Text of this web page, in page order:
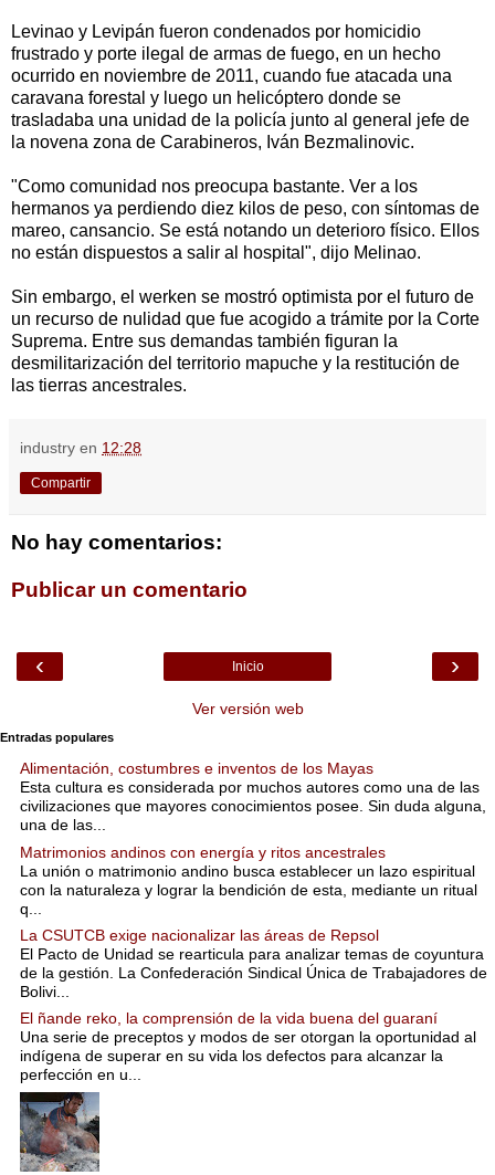
Levinao y Levipán fueron condenados por homicidio
frustrado y porte ilegal de armas de fuego, en un hecho
ocurrido en noviembre de 2011, cuando fue atacada una
caravana forestal y luego un helicóptero donde se
trasladaba una unidad de la policía junto al general jefe de
la novena zona de Carabineros, Iván Bezmalinovic.
"Como comunidad nos preocupa bastante. Ver a los
hermanos ya perdiendo diez kilos de peso, con síntomas de
mareo, cansancio. Se está notando un deterioro físico. Ellos
no están dispuestos a salir al hospital", dijo Melinao.
Sin embargo, el werken se mostró optimista por el futuro de
un recurso de nulidad que fue acogido a trámite por la Corte
Suprema. Entre sus demandas también figuran la
desmilitarización del territorio mapuche y la restitución de
las tierras ancestrales.
industry en 12:28
Compartir
No hay comentarios:
Publicar un comentario
‹ ›
Inicio
Ver versión web
Entradas populares
Alimentación, costumbres e inventos de los Mayas
Esta cultura es considerada por muchos autores como una de las
civilizaciones que mayores conocimientos posee. Sin duda alguna,
una de las...
Matrimonios andinos con energía y ritos ancestrales
La unión o matrimonio andino busca establecer un lazo espiritual
con la naturaleza y lograr la bendición de esta, mediante un ritual
q...
La CSUTCB exige nacionalizar las áreas de Repsol
El Pacto de Unidad se rearticula para analizar temas de coyuntura
de la gestión. La Confederación Sindical Única de Trabajadores de
Bolivi...
El ñande reko, la comprensión de la vida buena del guaraní
Una serie de preceptos y modos de ser otorgan la oportunidad al
indígena de superar en su vida los defectos para alcanzar la
perfección en u...